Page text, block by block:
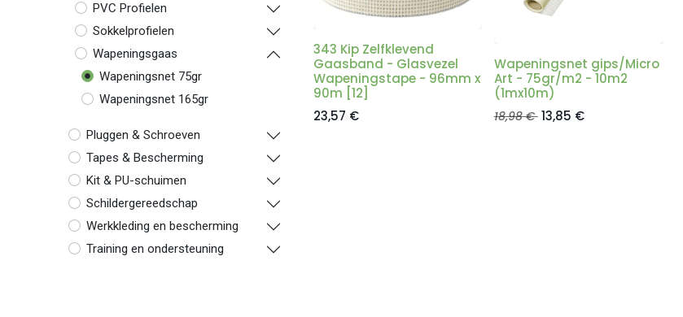
PVC Profielen
Sokkelprofielen
Wapeningsgaas
Wapeningsnet 75gr
Wapeningsnet 165gr
Pluggen & Schroeven
Tapes & Bescherming
Kit & PU-schuimen
Schildergereedschap
Werkkleding en bescherming
Training en ondersteuning
343 Kip Zelfklevend
Gaasband - Glasvezel
Wapeningstape - 96mm x
90m [12]
23,57 €
Wapeningsnet gips/Micro
Art - 75gr/m2 - 10m2
(1mx10m)
18,98€ 13,85 €